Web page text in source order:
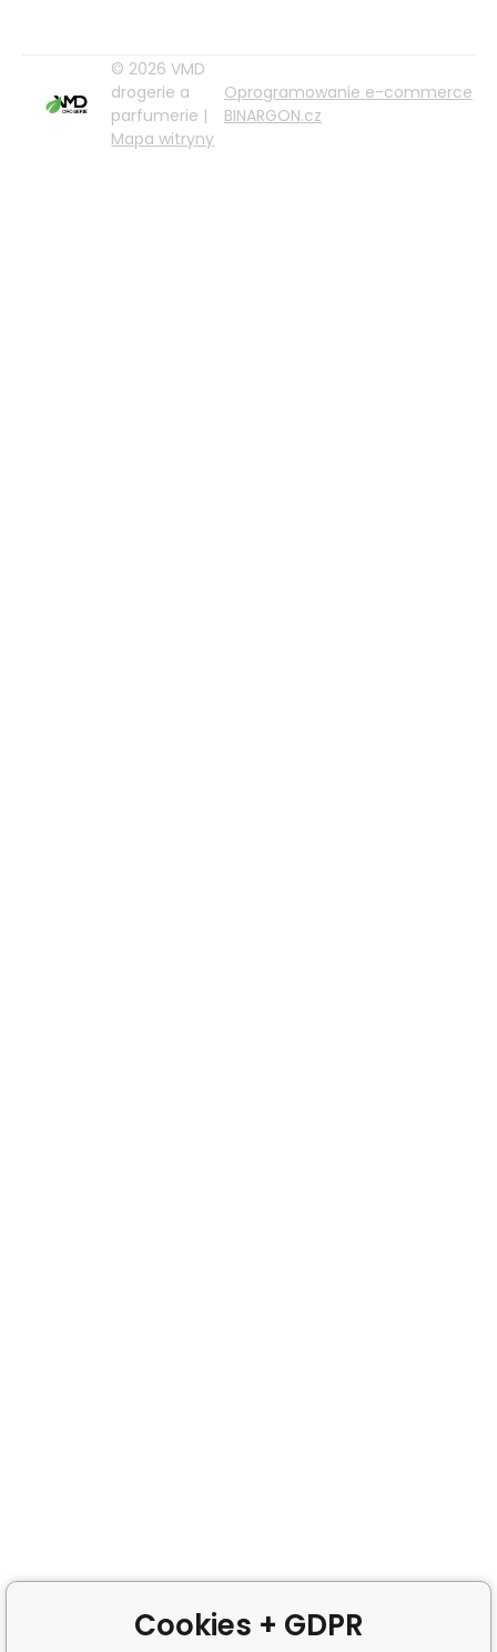
© 2026 VMD
drogerie a
parfumerie |
Mapa witryny
Oprogramowanie e-commerce
BINARGON.cz
Cookies + GDPR